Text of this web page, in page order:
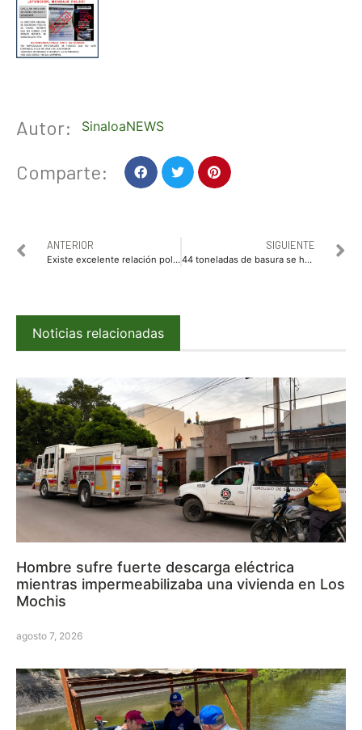
Autor: SinaloaNEWS
Comparte:
ANTERIOR
Existe excelente relación política y de trabajo entre los gobiernos de Ahome y Sinaloa, expresa Billy Chapman
SIGUIENTE
44 toneladas de basura se han recolectado en trabajos de limpieza por lluvias
Noticias relacionadas
Hombre sufre fuerte descarga eléctrica
mientras impermeabilizaba una vivienda en Los
Mochis
agosto 7, 2026